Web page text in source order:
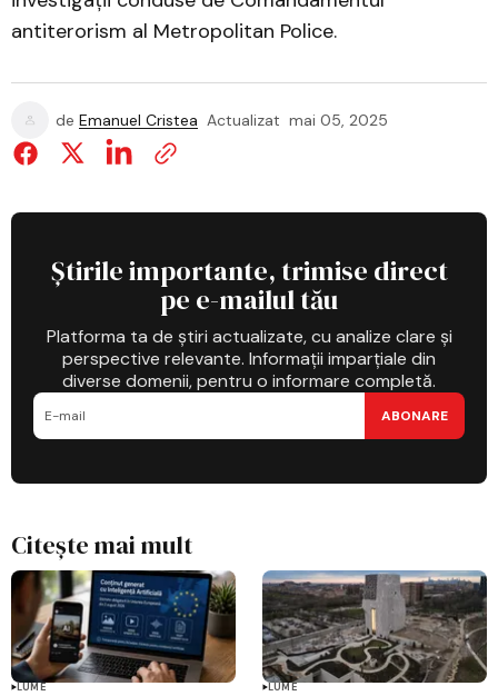
antiterorism al Metropolitan Police.
de Emanuel Cristea Actualizat mai 05, 2025
Știrile importante, trimise direct
pe e-mailul tău
Platforma ta de știri actualizate, cu analize clare și
perspective relevante. Informații imparțiale din
diverse domenii, pentru o informare completă.
ABONARE
Citește mai mult
LUME LUME